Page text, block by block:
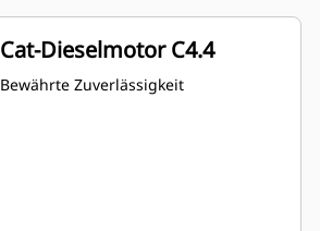
Cat-Dieselmotor C4.4
Bewährte Zuverlässigkeit